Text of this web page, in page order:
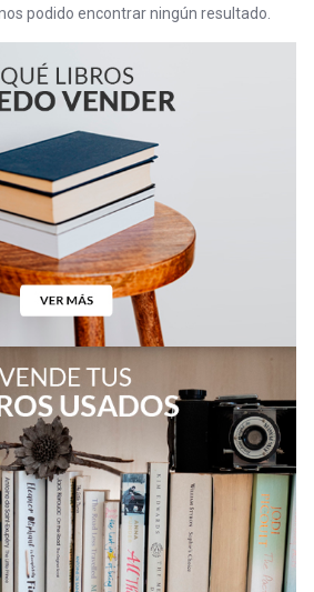
podido encontrar ningún resultado.